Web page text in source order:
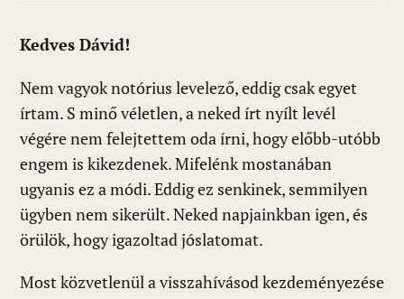
Kedves Dávid!
Nem vagyok notórius levelező, eddig csak egyet
írtam. S minő véletlen, a neked írt nyílt levél
végére nem felejtettem oda írni, hogy előbb-utóbb
engem is kikezdenek. Mifelénk mostanában
ugyanis ez a módi. Eddig ez senkinek, semmilyen
ügyben nem sikerült. Neked napjainkban igen, és
örülök, hogy igazoltad jóslatomat.
Most közvetlenül a visszahívásod kezdeményezése